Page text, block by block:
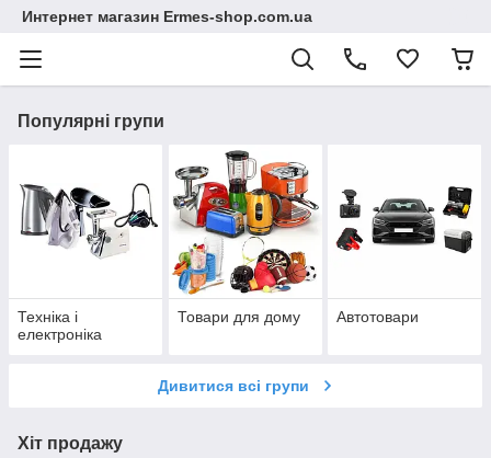
Интернет магазин Ermes-shop.com.ua
Популярні групи
Техніка і
електроніка
Товари для дому Автотовари
Дивитися всі групи
Хіт продажу